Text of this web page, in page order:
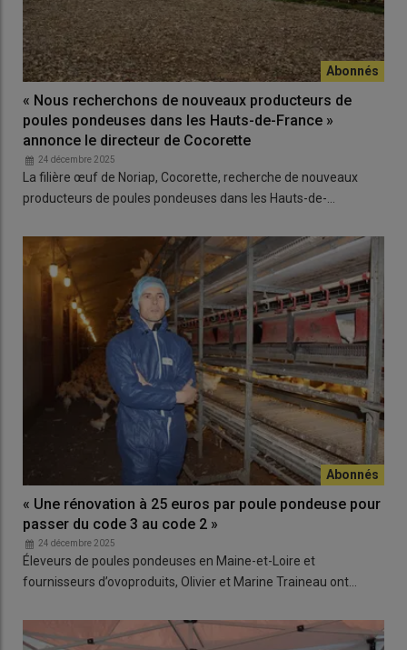
« Nous recherchons de nouveaux producteurs de
poules pondeuses dans les Hauts-de-France »
annonce le directeur de Cocorette
24 décembre 2025
La filière œuf de Noriap, Cocorette, recherche de nouveaux
producteurs de poules pondeuses dans les Hauts-de-…
« Une rénovation à 25 euros par poule pondeuse pour
passer du code 3 au code 2 »
24 décembre 2025
Éleveurs de poules pondeuses en Maine-et-Loire et
fournisseurs d’ovoproduits, Olivier et Marine Traineau ont…